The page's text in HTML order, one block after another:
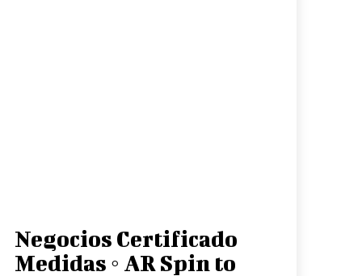
Negocios Certificado
Medidas ◦ AR Spin to